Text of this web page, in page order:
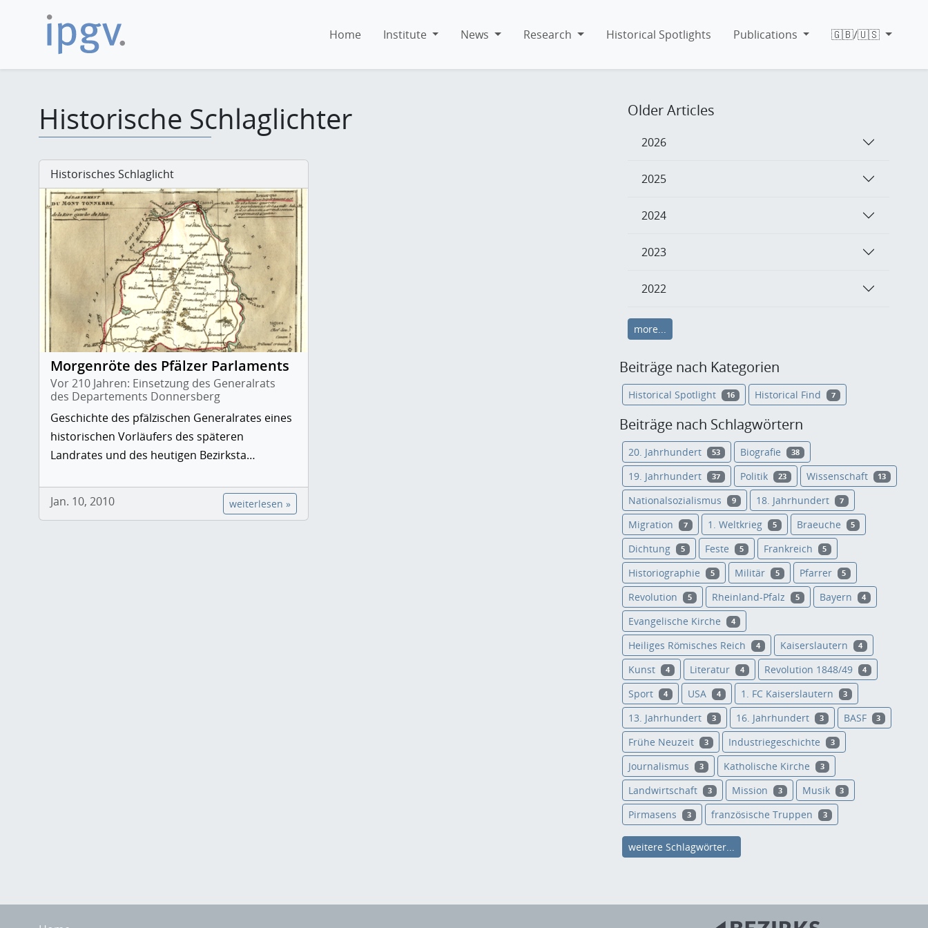
Home Institute News Research Historical Spotlights Publications 🇬🇧/🇺🇸
Historische Schlaglichter
Historisches Schlaglicht
Morgenröte des Pfälzer Parlaments
Vor 210 Jahren: Einsetzung des Generalrats
des Departements Donnersberg
Geschichte des pfälzischen Generalrates eines
historischen Vorläufers des späteren
Landrates und des heutigen Bezirksta…
Jan. 10, 2010 weiterlesen »
Older Articles
2026
2025
2024
2023
2022
more...
Beiträge nach Kategorien
Historical Spotlight 16 Historical Find 7
Beiträge nach Schlagwörtern
20. Jahrhundert 53 Biografie 38
19. Jahrhundert 37 Politik 23 Wissenschaft 13
Nationalsozialismus 9 18. Jahrhundert 7
Migration 7 1. Weltkrieg 5 Braeuche 5
Dichtung 5 Feste 5 Frankreich 5
Historiographie 5 Militär 5 Pfarrer 5
Revolution 5 Rheinland-Pfalz 5 Bayern 4
Evangelische Kirche 4
Heiliges Römisches Reich 4 Kaiserslautern 4
Kunst 4 Literatur 4 Revolution 1848/49 4
Sport 4 USA 4 1. FC Kaiserslautern 3
13. Jahrhundert 3 16. Jahrhundert 3 BASF 3
Frühe Neuzeit 3 Industriegeschichte 3
Journalismus 3 Katholische Kirche 3
Landwirtschaft 3 Mission 3 Musik 3
Pirmasens 3 französische Truppen 3
weitere Schlagwörter...